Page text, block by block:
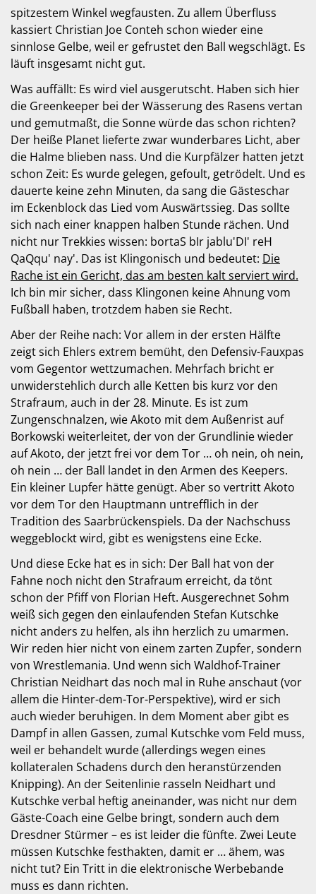
spitzestem Winkel wegfausten. Zu allem Überfluss
kassiert Christian Joe Conteh schon wieder eine
sinnlose Gelbe, weil er gefrustet den Ball wegschlägt. Es
läuft insgesamt nicht gut.
Was auffällt: Es wird viel ausgerutscht. Haben sich hier
die Greenkeeper bei der Wässerung des Rasens vertan
und gemutmaßt, die Sonne würde das schon richten?
Der heiße Planet lieferte zwar wunderbares Licht, aber
die Halme blieben nass. Und die Kurpfälzer hatten jetzt
schon Zeit: Es wurde gelegen, gefoult, getrödelt. Und es
dauerte keine zehn Minuten, da sang die Gästeschar
im Eckenblock das Lied vom Auswärtssieg. Das sollte
sich nach einer knappen halben Stunde rächen. Und
nicht nur Trekkies wissen: bortaS bIr jablu'DI' reH
QaQqu' nay'. Das ist Klingonisch und bedeutet: Die
Rache ist ein Gericht, das am besten kalt serviert wird.
Ich bin mir sicher, dass Klingonen keine Ahnung vom
Fußball haben, trotzdem haben sie Recht.
Aber der Reihe nach: Vor allem in der ersten Hälfte
zeigt sich Ehlers extrem bemüht, den Defensiv-Fauxpas
vom Gegentor wettzumachen. Mehrfach bricht er
unwiderstehlich durch alle Ketten bis kurz vor den
Strafraum, auch in der 28. Minute. Es ist zum
Zungenschnalzen, wie Akoto mit dem Außenrist auf
Borkowski weiterleitet, der von der Grundlinie wieder
auf Akoto, der jetzt frei vor dem Tor … oh nein, oh nein,
oh nein … der Ball landet in den Armen des Keepers.
Ein kleiner Lupfer hätte genügt. Aber so vertritt Akoto
vor dem Tor den Hauptmann untrefflich in der
Tradition des Saarbrückenspiels. Da der Nachschuss
weggeblockt wird, gibt es wenigstens eine Ecke.
Und diese Ecke hat es in sich: Der Ball hat von der
Fahne noch nicht den Strafraum erreicht, da tönt
schon der Pfiff von Florian Heft. Ausgerechnet Sohm
weiß sich gegen den einlaufenden Stefan Kutschke
nicht anders zu helfen, als ihn herzlich zu umarmen.
Wir reden hier nicht von einem zarten Zupfer, sondern
von Wrestlemania. Und wenn sich Waldhof-Trainer
Christian Neidhart das noch mal in Ruhe anschaut (vor
allem die Hinter-dem-Tor-Perspektive), wird er sich
auch wieder beruhigen. In dem Moment aber gibt es
Dampf in allen Gassen, zumal Kutschke vom Feld muss,
weil er behandelt wurde (allerdings wegen eines
kollateralen Schadens durch den heranstürzenden
Knipping). An der Seitenlinie rasseln Neidhart und
Kutschke verbal heftig aneinander, was nicht nur dem
Gäste-Coach eine Gelbe bringt, sondern auch dem
Dresdner Stürmer – es ist leider die fünfte. Zwei Leute
müssen Kutschke festhakten, damit er … ähem, was
nicht tut? Ein Tritt in die elektronische Werbebande
muss es dann richten.